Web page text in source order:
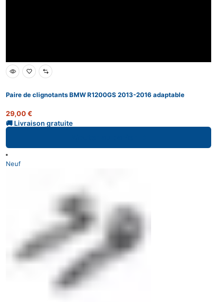
Paire de clignotants BMW R1200GS 2013-2016 adaptable
29,00 €
Neuf